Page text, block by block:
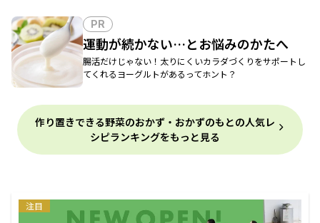
PR
運動が続かない…とお悩みのかたへ
腸活だけじゃない！太りにくいカラダづくりをサポートし
てくれるヨーグルトがあるってホント？
作り置きできる野菜のおかず・おかずのもとの人気レ
シピランキングをもっと見る
注目